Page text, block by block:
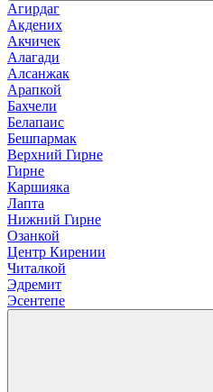
Агирдаг
Акдених
Акчичек
Алагади
Алсанжак
Арапкой
Бахчели
Белапаис
Бешпармак
Верхний Гирне
Гирне
Каршияка
Лапта
Нижний Гирне
Озанкой
Центр Кирении
Читалкой
Эдремит
Эсентепе